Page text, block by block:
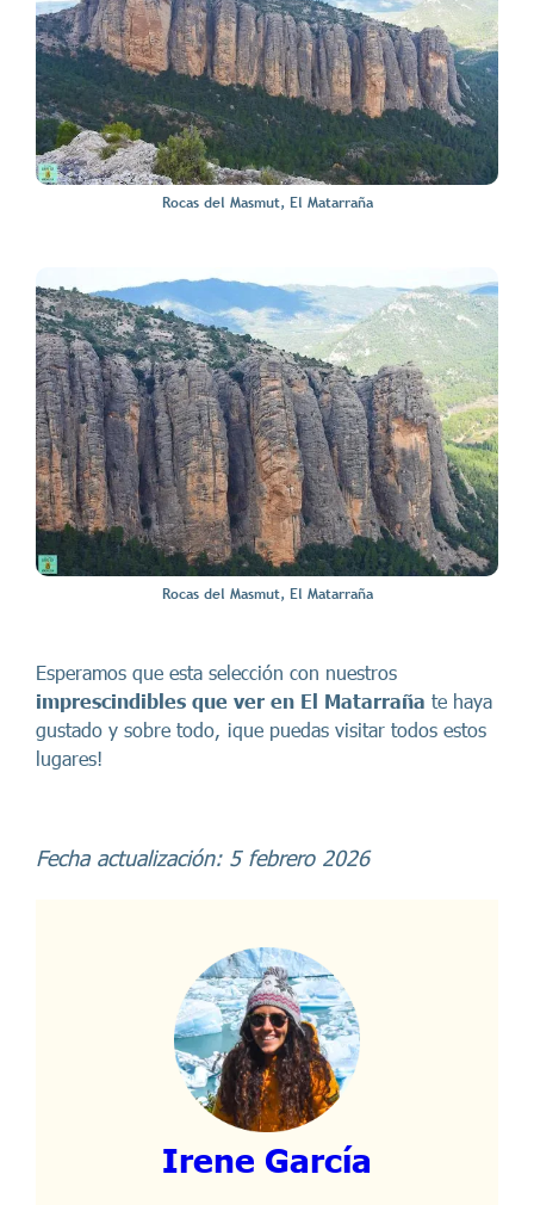
Rocas del Masmut, El Matarraña
Rocas del Masmut, El Matarraña
Esperamos que esta selección con nuestros
imprescindibles que ver en El Matarraña te haya
gustado y sobre todo, ¡que puedas visitar todos estos
lugares!
Fecha actualización: 5 febrero 2026
Irene García